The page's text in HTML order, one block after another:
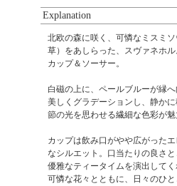
Explanation
北欧の森に咲く、可憐なミスミソ
草）をあしらった、スヴァネホ
カップ＆ソーサー。
白磁の上に、ペールブルーが縁
美しくグラデーションし、静か
節の光を思わせる繊細な色彩が魅
カップは飲み口がやや広がったエ
なシルエット。口当たりの良さと
優雅なティータイムを演出してく
可憐な花々とともに、日々のひ